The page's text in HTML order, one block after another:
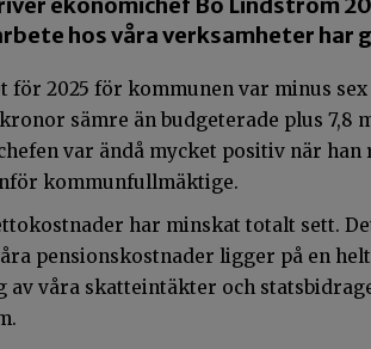
hos våra verksamheter
för 2025 för kommunen var minus
sämre än budgeterade plus 7,8
var ändå mycket positiv när
kommunfullmäktige.
har minskat totalt sett.
pensionskostnader ligger på en
av våra skatteintäkter och